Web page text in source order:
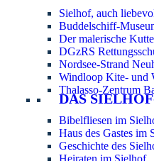
Sielhof, auch
Buddelschiff-
Der malerische
DGzRS
Nordsee-Strand
Windloop Kite- und
Thalasso-Zentrum
DAS
Bibelfliesen im
Haus des Gastes im
Geschichte des
Heiraten im Sielhof